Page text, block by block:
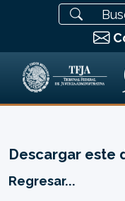
Descargar este
Regresar...